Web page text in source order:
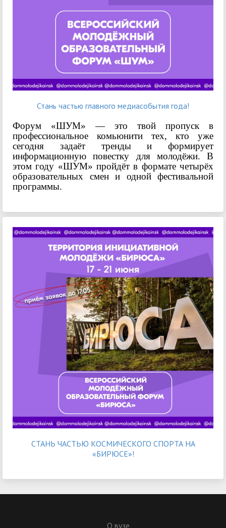
Стань частью главного медиасобытия года!
Форум «ШУМ» — это твой пропуск в
профессиональное комьюнити тех, кто уже
сегодня задаёт тренды и формирует
информационную повестку для молодёжи. В
этом году «ШУМ» пройдёт в формате четырёх
образовательных смен и одной фестивальной
программы.
СТАНЬ ЧАСТЬЮ КОСМИЧЕСКОГО СПОРТА НА
«БИРЮСЕ»!
О вузе